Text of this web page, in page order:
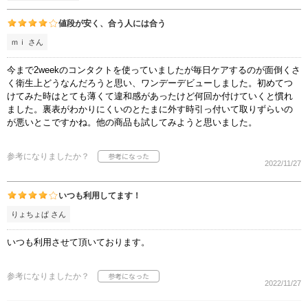
値段が安く、合う人には合う
ｍｉ さん
今まで2weekのコンタクトを使っていましたが毎日ケアするのが面倒くさ
く衛生上どうなんだろうと思い、ワンデーデビューしました。初めてつ
けてみた時はとても薄くて違和感があったけど何回か付けていくと慣れ
ました。裏表がわかりにくいのとたまに外す時引っ付いて取りずらいの
が悪いとこですかね。他の商品も試してみようと思いました。
参考になりましたか？
2022/11/27
いつも利用してます！
りょちょぱ さん
いつも利用させて頂いております。
参考になりましたか？
2022/11/27